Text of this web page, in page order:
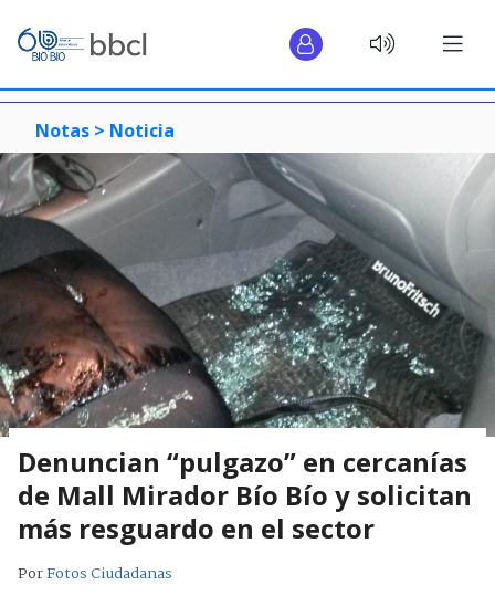
Notas > Noticia
Denuncian “pulgazo” en cercanías
de Mall Mirador Bío Bío y solicitan
más resguardo en el sector
PorFotos Ciudadanas